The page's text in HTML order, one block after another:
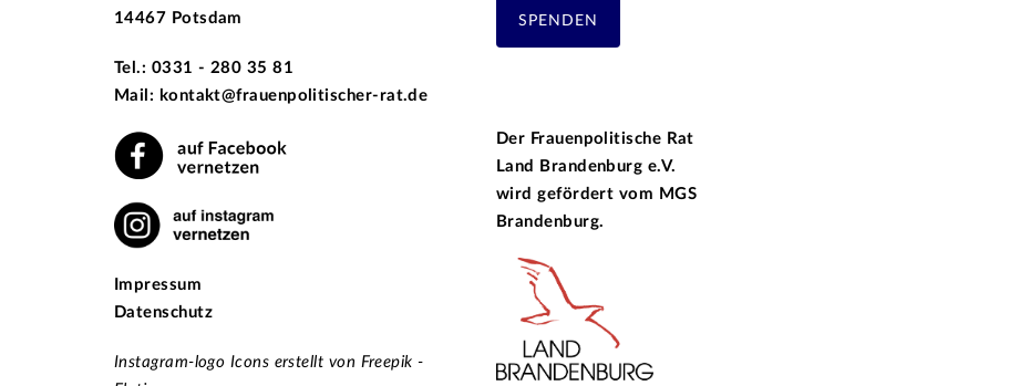
14467 Potsdam
Tel.: 0331 - 280 35 81
Mail: kontakt@frauenpolitischer-rat.de
Impressum
Datenschutz
Instagram-logo Icons erstellt von Freepik -
SPENDEN
Der Frauenpolitische Rat
Land Brandenburg e.V.
wird gefördert vom MGS
Brandenburg.